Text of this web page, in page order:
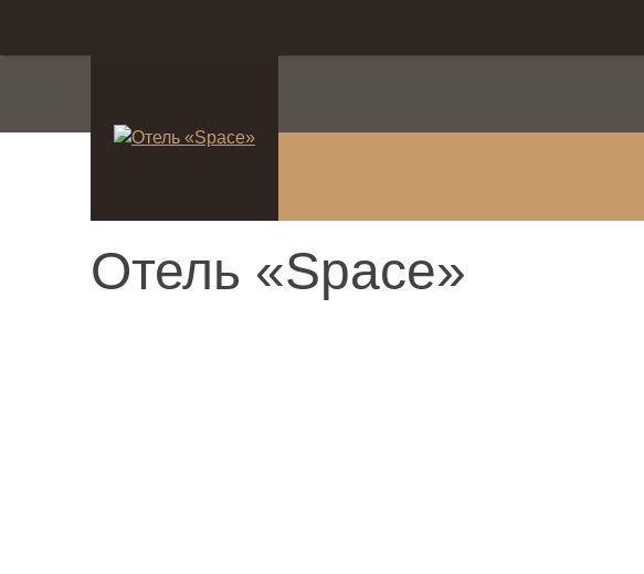
Отель «Space»